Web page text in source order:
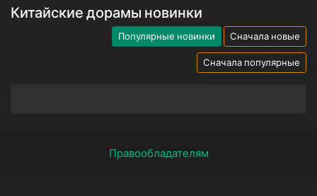
Китайские дорамы новинки
Популярные новинки Сначала новые
Сначала популярные
Правообладателям